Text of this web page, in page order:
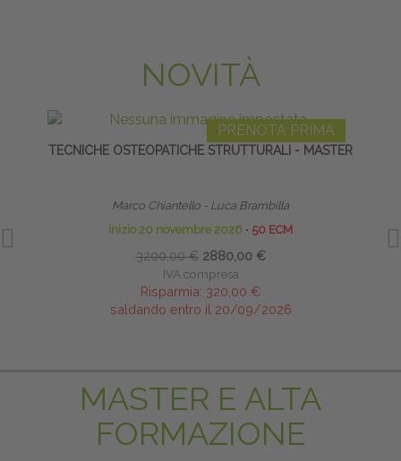
NOVITÀ
PRENOTA PRIMA
TECNICHE OSTEOPATICHE STRUTTURALI - MASTER
Marco Chiantello - Luca Brambilla
inizio 20 novembre 2026 ∙ 50 ECM
3200,00 € 2880,00 €
IVA compresa
Risparmia: 320,00 €
saldando entro il 20/09/2026
MASTER E ALTA
FORMAZIONE